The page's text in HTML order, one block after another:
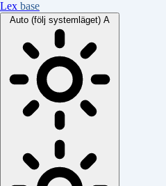
Lex base
Auto (följ systemläget) A